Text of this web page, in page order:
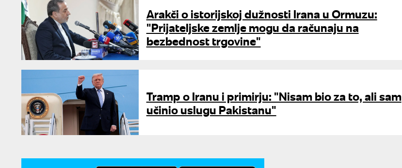
Arakči o istorijskoj dužnosti Irana u Ormuzu:
"Prijateljske zemlje mogu da računaju na
bezbednost trgovine"
Tramp o Iranu i primirju: "Nisam bio za to, ali sam
učinio uslugu Pakistanu"